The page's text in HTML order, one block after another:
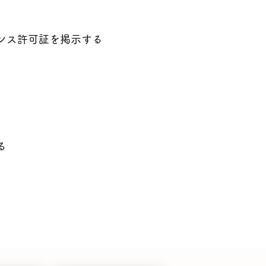
ス許可証を掲示する